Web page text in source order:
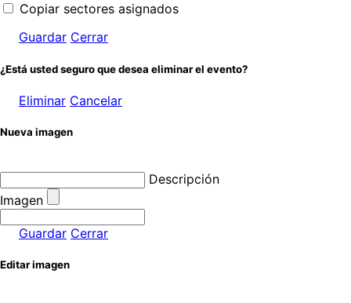
Copiar sectores asignados
Guardar Cerrar
¿Está usted seguro que desea eliminar el evento?
Eliminar Cancelar
Nueva imagen
Descripción
Imagen
Guardar Cerrar
Editar imagen